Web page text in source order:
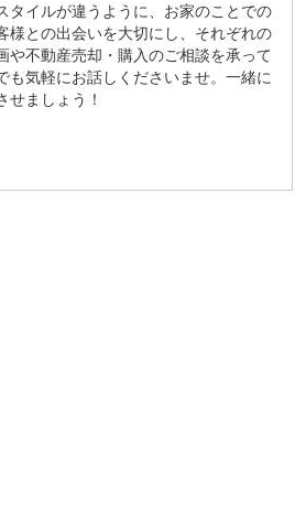
タイルが違うように、お家のことでの
様との出会いを大切にし、それぞれの
や不動産売却・購入のご相談を承って
も気軽にお話しくださいませ。一緒に
せましょう！